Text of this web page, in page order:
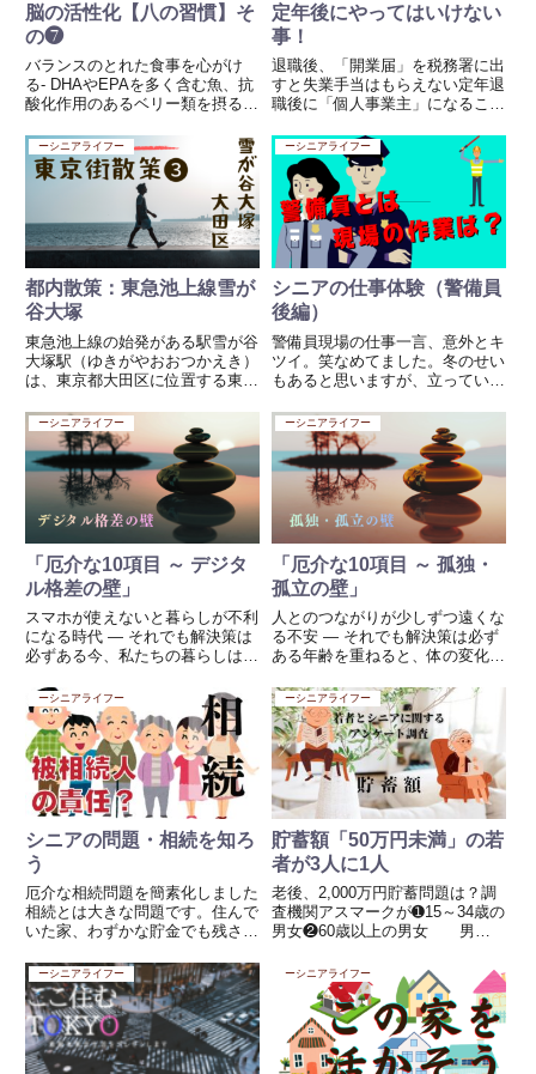
脳の活性化【八の習慣】そ
の❼
バランスのとれた食事を心がけ
る- DHAやEPAを多く含む魚、抗
酸化作用のあるベリー類を摂る-
質な脂肪を適量取り入れる- 野菜
や果物をしっかり摂ることでビタ
ミン・ミネラルを補給するバラン
スのとれた食事のポイン...
定年後にやってはいけない
事！
退職後、「開業届」を税務署に出
すと失業手当はもらえない定年退
職後に「個人事業主」になること
がしかし！失業手当をもらおうと
思っている人は要注意、退職後す
ぐに個人事業を始めると、たと
え“開店休業状態”でも失業手当
は...
ーシニアライフー
都内散策：東急池上線雪が
谷大塚
東急池上線の始発がある駅雪が谷
大塚駅（ゆきがやおおつかえき）
は、東京都大田区に位置する東急
線の各駅停車が停車する中規模の
駅で、地域住民や周辺のビジネス
パーソンに利用されています。動
画はこちら↓基本情報 所在地：...
ーシニアライフー
シニアの仕事体験（警備員
後編）
警備員現場の仕事一言、意外とキ
ツイ。笑なめてました。冬のせい
もあると思いますが、立っている
せんでした。と思うのは一日目、
やばいこれは続けられない、死ん
じゃう。と！笑いやはり慣れです
ね、体が休憩までの時間や終了
ーシニアライフー
「厄介な10項目 ～ デジタ
ル格差の壁」
スマホが使えないと暮らしが不利
になる時代 ― それでも解決策は
必ずある今、私たちの暮らしは急
手続き、医療予約、銀行取引、買
い物、連絡、情報収集。以前なら
窓口や電話で済んでいたことが、
今では「スマートフォンで」「...
ーシニアライフー
「厄介な10項目 ～ 孤独・
孤立の壁」
人とのつながりが少しずつ遠くな
る不安 ― それでも解決策は必ず
ある年齢を重ねると、体の変化や
心に重くのしかかってくるものが
あります。それが、「孤独」と
「孤立」の問題です。若い頃や働
いていた頃は、意識しなくても
人...
ーシニアライフー
シニアの問題・相続を知ろ
う
厄介な相続問題を簡素化しました
相続とは大きな問題です。住んで
いた家、わずかな貯金でも残され
真剣に話し合わなければなりませ
ん。いろいろな立場の人がいま
す、このBLOGを読んでいる人は
これから「被相続人」として問
題...
ーシニアライフー
貯蓄額「50万円未満」の若
者が3人に1人
老後、2,000万円貯蓄問題は？調
査機関アスマークが➊15～34歳の
男女❷60歳以上の男女 男女
た若者の3人に1人が「50万円未
満」(33.3%)と回答。次いで
「300～500万円未満」(13.8%)、
「1...
ーシニアライフー ーシニアライフー